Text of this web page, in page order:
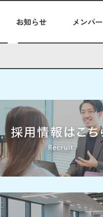
お知らせ メンバー